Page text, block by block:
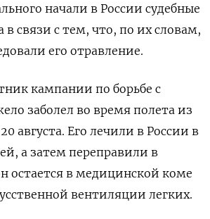
начали в России судебные
в связи с тем, что, по их словам,
его отравление.
кампании по борьбе с
заболел во время полета из
августа. Его лечили в России в
а затем переправили в
остается в медицинской коме
вентиляции легких.